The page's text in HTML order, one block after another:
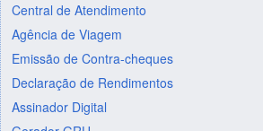
Central de Atendimento
Agência de Viagem
Emissão de Contra-cheques
Declaração de Rendimentos
Assinador Digital